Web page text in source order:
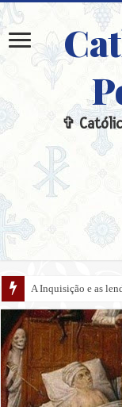
✞
A Inquisição e as